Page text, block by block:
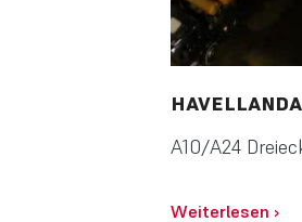
A10/A24
Weiterlesen ›